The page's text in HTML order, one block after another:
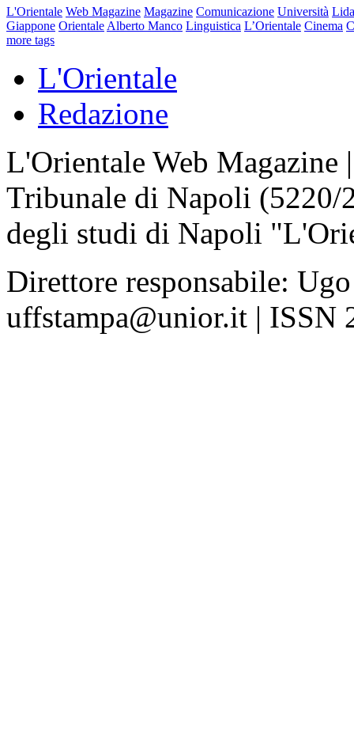
L'Orientale Web Magazine Magazine Comunicazione Università
Giappone Orientale Alberto Manco Linguistica L’Orientale Cinema
more tags
L'Orientale
Redazione
L'Orientale Web Magazine
Tribunale di Napoli
degli studi di Napoli
Direttore responsabile:
uffstampa@unior.it | ISSN